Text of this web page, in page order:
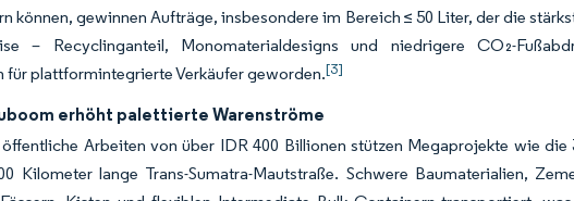
können, gewinnen Aufträge, insbesondere im Bereich ≤ 50 Liter, der die
– Recyclinganteil, Monomaterialdesigns und niedrigere CO₂-
für plattformintegrierte Verkäufer geworden.[3]
erhöht palettierte Warenströme
Arbeiten von über IDR 400 Billionen stützen Megaprojekte wie
Kilometer lange Trans-Sumatra-Mautstraße. Schwere Baumaterialien,